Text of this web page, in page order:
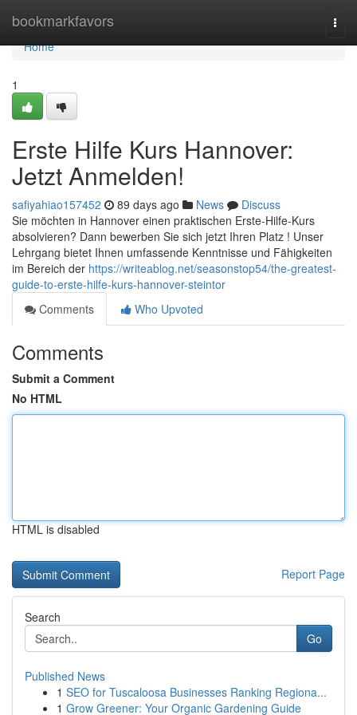
bookmarkfavors
Home
Home
1
Erste Hilfe Kurs Hannover:
Jetzt Anmelden!
safiyahiao157452 89 days ago News
Discuss
Sie möchten in Hannover einen praktischen Erste-Hilfe-Kurs
absolvieren? Dann bewerben Sie sich jetzt Ihren Platz ! Unser
Lehrgang bietet Ihnen umfassende Kenntnisse und Fähigkeiten
im Bereich der https://writeablog.net/seasonstop54/the-greatest-
guide-to-erste-hilfe-kurs-hannover-steintor
Comments
Who Upvoted
Comments
Submit a Comment
No HTML
HTML is disabled
Report Page
Search
Go
Published News
1 SEO for Tuscaloosa Businesses Ranking Regiona...
1 Grow Greener: Your Organic Gardening Guide